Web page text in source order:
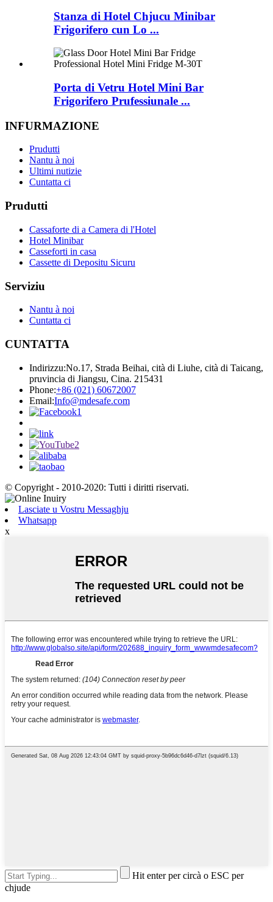
Stanza di Hotel Chjucu Minibar
Frigorifero cun Lo ...
Porta di Vetru Hotel Mini Bar
Frigorifero Prufessiunale ...
INFURMAZIONE
Prudutti
Nantu à noi
Ultimi nutizie
Cuntatta ci
Prudutti
Cassaforte di a Camera di l'Hotel
Hotel Minibar
Casseforti in casa
Cassette di Depositu Sicuru
Serviziu
Nantu à noi
Cuntatta ci
CUNTATTA
Indirizzu:No.17, Strada Beihai, cità di Liuhe, cità di Taicang,
pruvincia di Jiangsu, Cina. 215431
Phone:+86 (021) 60672007
Email:Info@mdesafe.com
© Copyright - 2010-2020: Tutti i diritti riservati.
Lasciate u Vostru Messaghju
Whatsapp
x
Hit enter per circà o ESC per
chjude